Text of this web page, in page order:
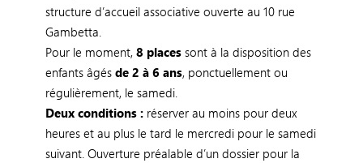
structure d’accueil associative ouverte au 10 rue
Gambetta.
Pour le moment, 8 placessont à la disposition des
enfants âgésde 2 à 6 ans, ponctuellement ou
régulièrement, le samedi.
Deux conditions :réserver au moins pour deux
heures et au plus le tard le mercredi pour le samedi
suivant. Ouverture préalable d’un dossier pour la